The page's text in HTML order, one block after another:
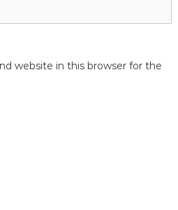
website in this browser for the